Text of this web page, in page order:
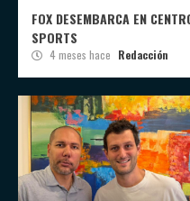
FOX DESEMBARCA EN
SPORTS
4 meses hace Redacción